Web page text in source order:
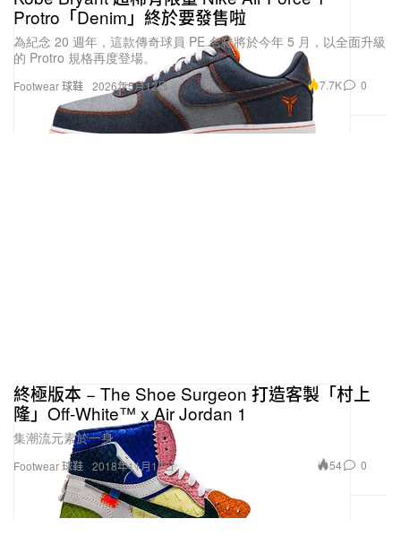
Footwear 球鞋
Protro「Denim」終於要發售啦
為紀念 20 週年，這款傳奇球員 PE 名鞋將於今年 5 月，以全面升級
的 Protro 規格再度登場。
2026年5月12日 7.7K 0
Footwear 球鞋
終極版本 − The Shoe Surgeon 打造客製「村上
隆」Off-White™ x Air Jordan 1
集潮流元素於一身。
2018年11月17日 54 0